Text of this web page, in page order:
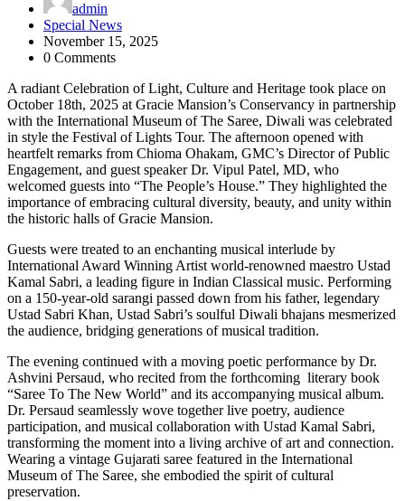
admin
Special News
November 15, 2025
0 Comments
A radiant Celebration of Light, Culture and Heritage took place on
October 18th, 2025 at Gracie Mansion’s Conservancy in partnership
with the International Museum of The Saree, Diwali was celebrated
in style the Festival of Lights Tour. The afternoon opened with
heartfelt remarks from Chioma Ohakam, GMC’s Director of Public
Engagement, and guest speaker Dr. Vipul Patel, MD, who
welcomed guests into “The People’s House.” They highlighted the
importance of embracing cultural diversity, beauty, and unity within
the historic halls of Gracie Mansion.
Guests were treated to an enchanting musical interlude by
International Award Winning Artist world-renowned maestro Ustad
Kamal Sabri, a leading figure in Indian Classical music. Performing
on a 150-year-old sarangi passed down from his father, legendary
Ustad Sabri Khan, Ustad Sabri’s soulful Diwali bhajans mesmerized
the audience, bridging generations of musical tradition.
The evening continued with a moving poetic performance by Dr.
Ashvini Persaud, who recited from the forthcoming literary book
“Saree To The New World” and its accompanying musical album.
Dr. Persaud seamlessly wove together live poetry, audience
participation, and musical collaboration with Ustad Kamal Sabri,
transforming the moment into a living archive of art and connection.
Wearing a vintage Gujarati saree featured in the International
Museum of The Saree, she embodied the spirit of cultural
preservation.